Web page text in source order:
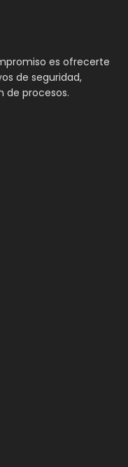
es ofrecerte
de seguridad,
de procesos.